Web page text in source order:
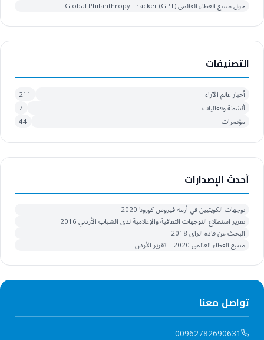
حول متتبع العطاء العالمي Global Philanthropy Tracker (GPT)
التصنيفات
أخبار عالم الآراء
211
أنشطة وفعاليات
7
مؤتمرات
44
أحدث الإصدارات
توجهات الكويتيين في أزمة فيروس كورونا 2020
تقرير استطلاع التوجهات الثقافية والإعلامية لدى الشباب الأردني 2016
البحث عن قادة الراي 2018
متتبع العطاء العالمي 2020 – تقرير الأردن
تواصل معنا
00962782690631